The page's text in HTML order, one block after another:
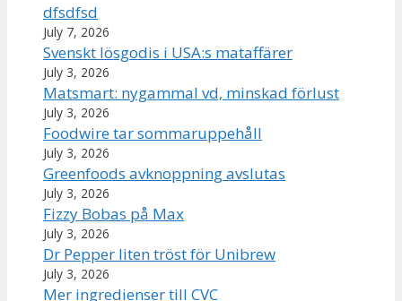
dfsdfsd
July 7, 2026
Svenskt lösgodis i USA:s mataffärer
July 3, 2026
Matsmart: nygammal vd, minskad förlust
July 3, 2026
Foodwire tar sommaruppehåll
July 3, 2026
Greenfoods avknoppning avslutas
July 3, 2026
Fizzy Bobas på Max
July 3, 2026
Dr Pepper liten tröst för Unibrew
July 3, 2026
Mer ingredienser till CVC